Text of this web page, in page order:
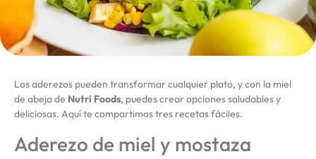
Los aderezos pueden transformar cualquier plato, y con la miel
de abeja de Nutri Foods, puedes crear opciones saludables y
deliciosas. Aquí te compartimos tres recetas fáciles.
Aderezo de miel y mostaza